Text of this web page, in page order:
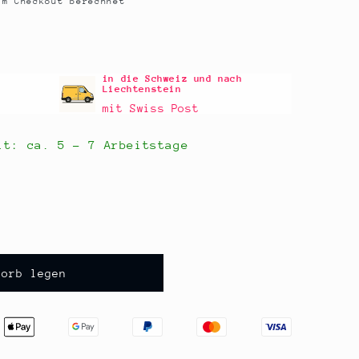
in die Schweiz und nach
Liechtenstein
mit Swiss Post
ca. 5 - 7 Arbeitstage
legen